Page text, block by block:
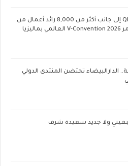
تشارك QN Maroc إلى جانب أكثر من 8,000 رائد أعمال من
الدارالبيضاء تحتضن المنتدى الدولي
ولا جديد سعيدة شرف